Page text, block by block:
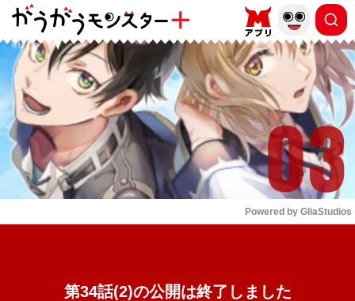
もっと読む
Powered by GliaStudios
第34話(2)の公開は終了しました